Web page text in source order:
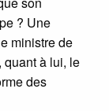
? Une
ministre de
quant à lui, le
des